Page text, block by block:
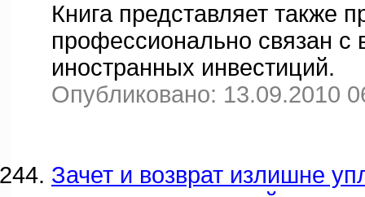
Книга представляет также
профессионально связан с
иностранных инвестиций.
Опубликовано: 13.09.2010
Зачет и возврат излишне